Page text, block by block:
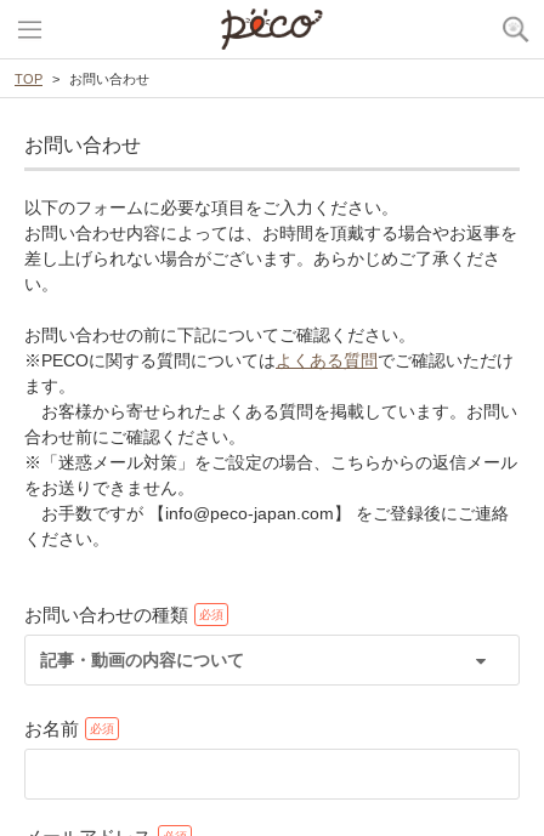
TOP お問い合わせ
お問い合わせ
以下のフォームに必要な項目をご入力ください。
お問い合わせ内容によっては、お時間を頂戴する場合やお返事を
差し上げられない場合がございます。あらかじめご了承くださ
い。
お問い合わせの前に下記についてご確認ください。
※PECOに関する質問についてはよくある質問でご確認いただけ
ます。
お客様から寄せられたよくある質問を掲載しています。お問い
合わせ前にご確認ください。
※「迷惑メール対策」をご設定の場合、こちらからの返信メール
をお送りできません。
お手数ですが 【info@peco-japan.com】 をご登録後にご連絡
ください。
お問い合わせの種類
記事・動画の内容について
お名前